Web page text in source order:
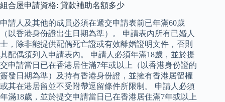
組合屋申請資格: 貸款補助名額多少
申請人及其他的成員必須在遞交申請表前已年滿60歲
（以香港身份證出生日期為準）。 申請表內所有已婚人
士，除非能提供配偶死亡證或有效離婚證明文件，否則
其配偶須列入申請表內。 申請人必須年滿18歲，並於提
交申請當日已在香港居住滿7年或以上（以香港身份證的
簽發日期為準）及持有香港身份證，並擁有香港居留權
或其在港居留並不受附帶逗留條件所限制。 申請人必須
年滿18歲，並於提交申請當日已在香港居住滿7年或以上